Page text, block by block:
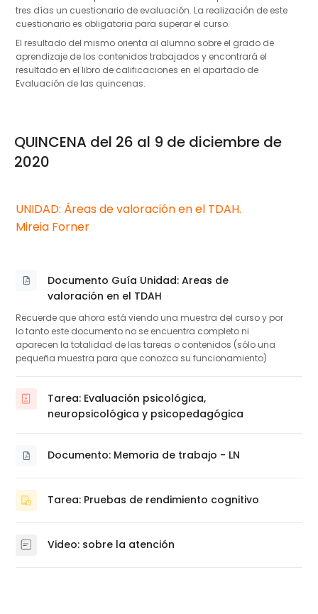
tres días un cuestionario de evaluación. La realización de este
cuestionario es obligatoria para superar el curso.
El resultado del mismo orienta al alumno sobre el grado de
aprendizaje de los contenidos trabajados y encontrará el
resultado en el libro de calificaciones en el apartado de
Evaluación de las quincenas.
QUINCENA del 26 al 9 de diciembre de
2020
UNIDAD: Áreas de valoración en el TDAH.
Mireia Forner
Documento Guía Unidad: Areas de
valoración en el TDAH
Archivo
Recuerde que ahora está viendo una muestra del curso y por
lo tanto este documento no se encuentra completo ni
aparecen la totalidad de las tareas o contenidos (sólo una
pequeña muestra para que conozca su funcionamiento)
Tarea: Evaluación psicológica,
neuropsicológica y psicopedagógica
Documento: Memoria de trabajo - LN
Archivo
Tarea: Pruebas de rendimiento cognitivo
Cuestionario
Video: sobre la atención
Página